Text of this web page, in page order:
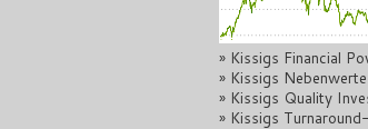
» Kissigs Financial
» Kissigs
» Kissigs Quality
» Kissigs